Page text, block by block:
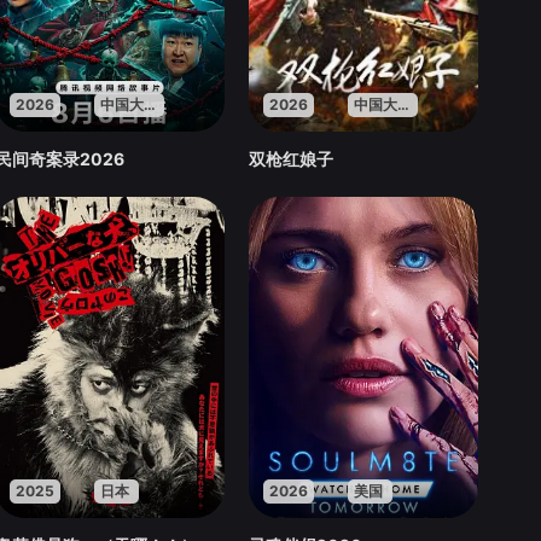
2026 中国大陆
间奇案录2026
2026 中国大陆
双枪红娘子
2025 日本 2026 美国